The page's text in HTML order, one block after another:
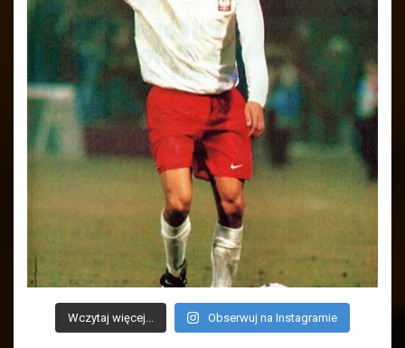
Wczytaj więcej... Obserwuj na Instagramie